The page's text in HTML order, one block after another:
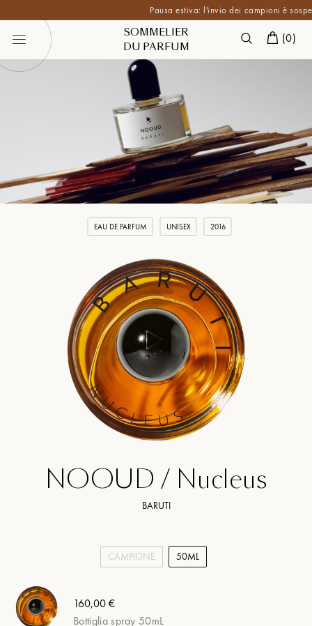
Pausa estiva: l'invio dei campioni è
SOMMELIER
DU PARFUM
(0)
EAU DE PARFUM UNISEX 2016
NOOUD / Nucleus
BARUTI
CAMPIONE 50ML
160,00 €
Bottiglia spray 50mL